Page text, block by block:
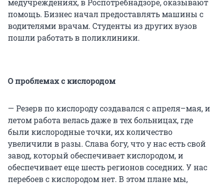
медучреждениях, в Роспотребнадзоре, оказывают
помощь. Бизнес начал предоставлять машины с
водителями врачам. Студенты из других вузов
пошли работать в поликлиники.
О проблемах с кислородом
— Резерв по кислороду создавался с апреля–мая, и
летом работа велась даже в тех больницах, где
были кислородные точки, их количество
увеличили в разы. Слава богу, что у нас есть свой
завод, который обеспечивает кислородом, и
обеспечивает еще шесть регионов соседних. У нас
перебоев с кислородом нет. В этом плане мы,